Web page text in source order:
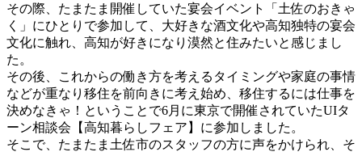
その際、たまたま開催していた宴会イベント「土佐のおきゃ
く」にひとりで参加して、大好きな酒文化や高知独特の宴会
文化に触れ、高知が好きになり漠然と住みたいと感じまし
た。
その後、これからの働き方を考えるタイミングや家庭の事情
などが重なり移住を前向きに考え始め、移住するには仕事を
決めなきゃ！ということで6月に東京で開催されていたUIタ
ーン相談会【高知暮らしフェア】に参加しました。
そこで、たまたま土佐市のスタッフの方に声をかけられ、そ